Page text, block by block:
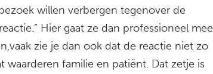
willen verbergen tegenover de
Hier gaat ze dan professioneel mee
zie je dan ook dat de reactie niet zo
waarderen familie en patiënt. Dat zetje is